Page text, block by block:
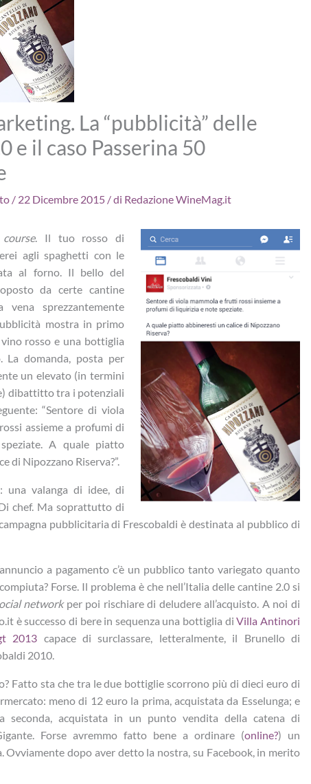
La “pubblicità” delle
e il caso Passerina 50
/ 22 Dicembre 2015 / di Redazione WineMag.it
. Il tuo rosso di
agli spaghetti con le
al forno. Il bello del
da certe cantine
sprezzantemente
mostra in primo
rosso e una bottiglia
domanda, posta per
un elevato (in termini
dibattitto tra i potenziali
“Sentore di viola
assieme a profumi di
A quale piatto
di Nipozzano Riserva?”.
una valanga di idee, di
chef. Ma soprattutto di
pubblicitaria di Frescobaldi è destinata al pubblico di
a pagamento c’è un pubblico tanto variegato quanto
Forse. Il problema è che nell’Italia delle cantine 2.0 si
networkper poi rischiare di deludere all’acquisto. A noi di
è successo di bere in sequenza una bottiglia diVilla Antinori
2013 capace di surclassare, letteralmente, il Brunello di
2010.
Fatto sta che tra le due bottiglie scorrono più di dieci euro di
meno di 12 euro la prima, acquistata da Esselunga; e
acquistata in un punto vendita della catena di
Forse avremmo fatto bene a ordinare (online?) un
Ovviamente dopo aver detto la nostra, su Facebook, in merito